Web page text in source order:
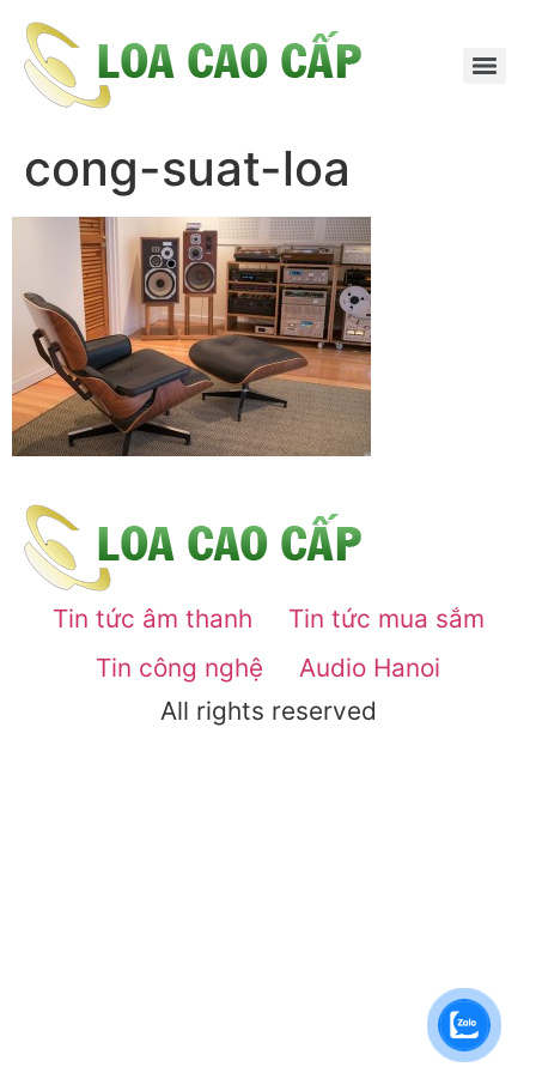
cong-suat-loa
Tin tức âm thanh
Tin tức mua sắm
Tin công nghệ
Audio Hanoi
All rights reserved